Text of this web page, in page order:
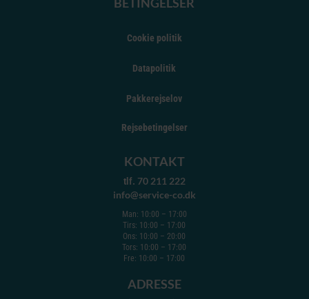
Cookie politik
Datapolitik
Pakkerejselov
Rejsebetingelser
KONTAKT
tlf. 70 211 222
info@service-co.dk
Man: 10:00 – 17:00
Tirs: 10:00 – 17:00
Ons: 10:00 – 20:00
Tors: 10:00 – 17:00
Fre: 10:00 – 17:00
ADRESSE